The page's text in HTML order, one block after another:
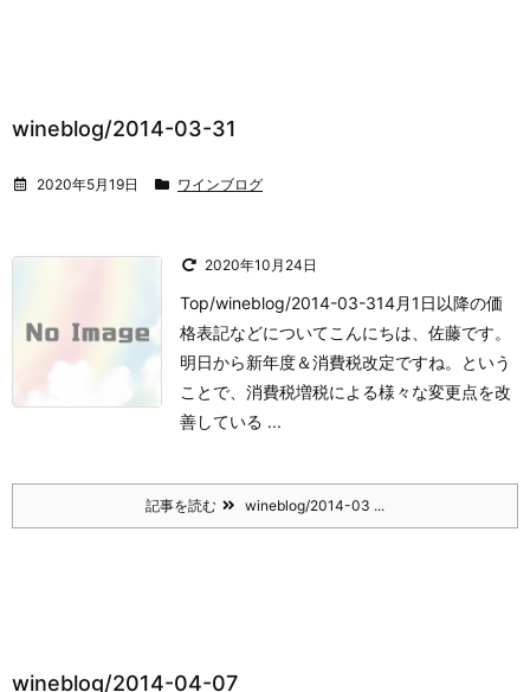
wineblog/2014-03-31
2020年5月19日 ワインブログ
2020年10月24日
Top/wineblog/2014-03-314月1日以降の価
格表記などについてこんにちは、佐藤です。
明日から新年度＆消費税改定ですね。 という
ことで、消費税増税による様々な変更点を改
善している ...
記事を読む wineblog/2014-03 ...
wineblog/2014-04-07